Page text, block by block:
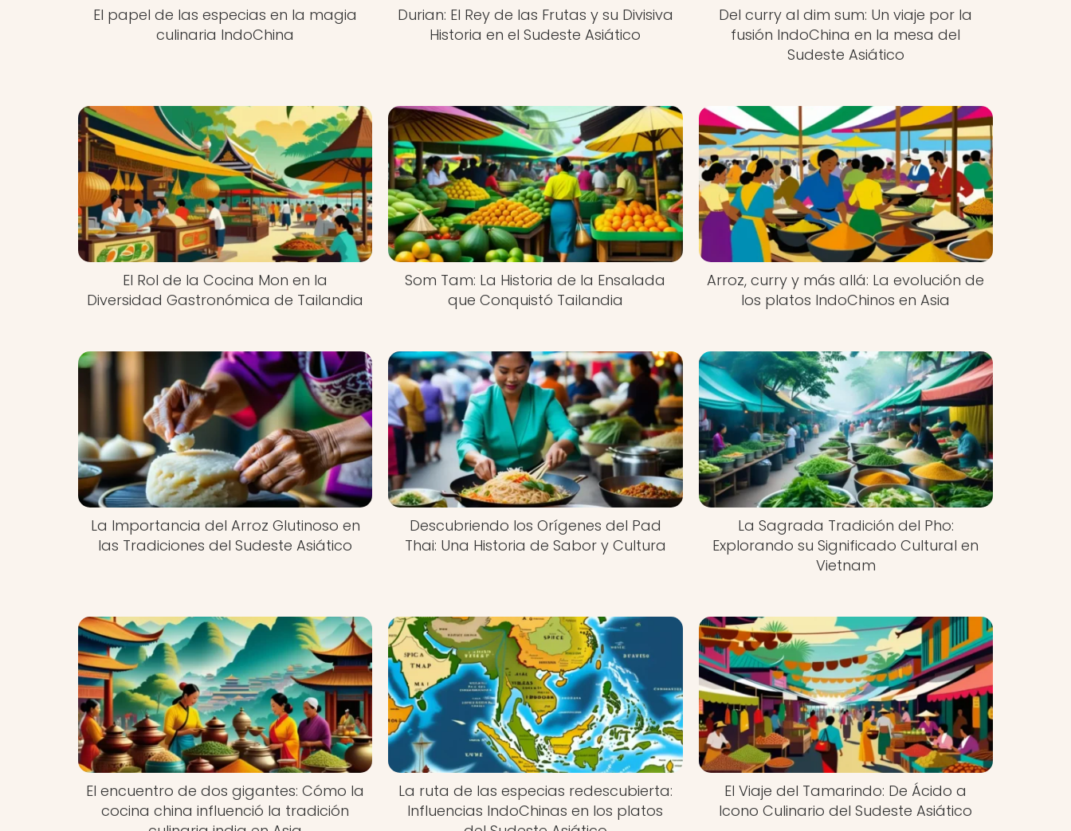
El papel de las especias en la magia
culinaria IndoChina
Durian: El Rey de las Frutas y su Divisiva
Historia en el Sudeste Asiático
Del curry al dim sum: Un viaje por la
fusión IndoChina en la mesa del
Sudeste Asiático
El Rol de la Cocina Mon en la
Diversidad Gastronómica de Tailandia
Som Tam: La Historia de la Ensalada
que Conquistó Tailandia
Arroz, curry y más allá: La evolución de
los platos IndoChinos en Asia
La Importancia del Arroz Glutinoso en
las Tradiciones del Sudeste Asiático
Descubriendo los Orígenes del Pad
Thai: Una Historia de Sabor y Cultura
La Sagrada Tradición del Pho:
Explorando su Significado Cultural en
Vietnam
El encuentro de dos gigantes: Cómo la
cocina china influenció la tradición
La ruta de las especias redescubierta:
Influencias IndoChinas en los platos
El Viaje del Tamarindo: De Ácido a
Icono Culinario del Sudeste Asiático